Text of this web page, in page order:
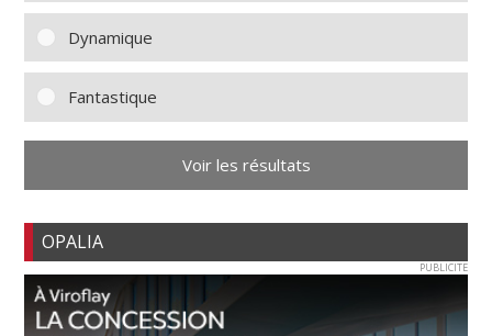
Dynamique
Fantastique
Voir les résultats
OPALIA
PUBLICITE